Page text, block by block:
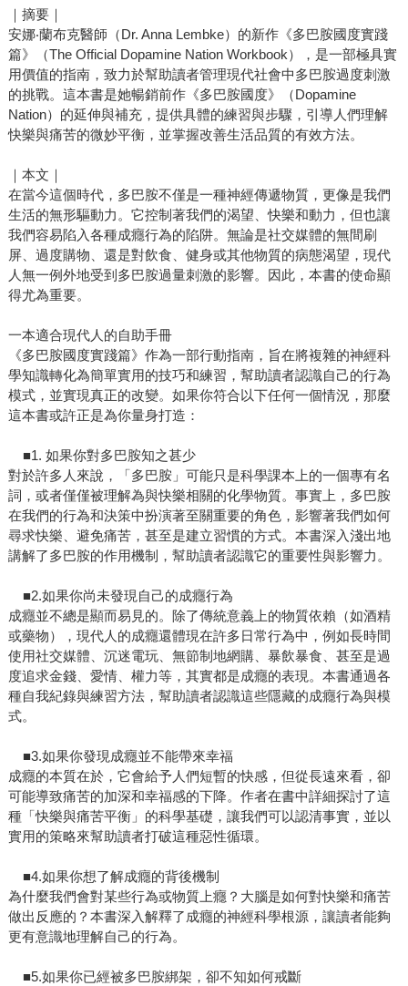
｜摘要｜
安娜‧蘭布克醫師（Dr. Anna Lembke）的新作《多巴胺國度實踐
篇》（The Official Dopamine Nation Workbook），是一部極具實
用價值的指南，致力於幫助讀者管理現代社會中多巴胺過度刺激
的挑戰。這本書是她暢銷前作《多巴胺國度》（Dopamine
Nation）的延伸與補充，提供具體的練習與步驟，引導人們理解
快樂與痛苦的微妙平衡，並掌握改善生活品質的有效方法。
｜本文｜
在當今這個時代，多巴胺不僅是一種神經傳遞物質，更像是我們
生活的無形驅動力。它控制著我們的渴望、快樂和動力，但也讓
我們容易陷入各種成癮行為的陷阱。無論是社交媒體的無間刷
屏、過度購物、還是對飲食、健身或其他物質的病態渴望，現代
人無一例外地受到多巴胺過量刺激的影響。因此，本書的使命顯
得尤為重要。
一本適合現代人的自助手冊
《多巴胺國度實踐篇》作為一部行動指南，旨在將複雜的神經科
學知識轉化為簡單實用的技巧和練習，幫助讀者認識自己的行為
模式，並實現真正的改變。如果你符合以下任何一個情況，那麼
這本書或許正是為你量身打造：
■1. 如果你對多巴胺知之甚少
對於許多人來說，「多巴胺」可能只是科學課本上的一個專有名
詞，或者僅僅被理解為與快樂相關的化學物質。事實上，多巴胺
在我們的行為和決策中扮演著至關重要的角色，影響著我們如何
尋求快樂、避免痛苦，甚至是建立習慣的方式。本書深入淺出地
講解了多巴胺的作用機制，幫助讀者認識它的重要性與影響力。
■2.如果你尚未發現自己的成癮行為
成癮並不總是顯而易見的。除了傳統意義上的物質依賴（如酒精
或藥物），現代人的成癮還體現在許多日常行為中，例如長時間
使用社交媒體、沉迷電玩、無節制地網購、暴飲暴食、甚至是過
度追求金錢、愛情、權力等，其實都是成癮的表現。本書通過各
種自我紀錄與練習方法，幫助讀者認識這些隱藏的成癮行為與模
式。
■3.如果你發現成癮並不能帶來幸福
成癮的本質在於，它會給予人們短暫的快感，但從長遠來看，卻
可能導致痛苦的加深和幸福感的下降。作者在書中詳細探討了這
種「快樂與痛苦平衡」的科學基礎，讓我們可以認清事實，並以
實用的策略來幫助讀者打破這種惡性循環。
■4.如果你想了解成癮的背後機制
為什麼我們會對某些行為或物質上癮？大腦是如何對快樂和痛苦
做出反應的？本書深入解釋了成癮的神經科學根源，讓讀者能夠
更有意識地理解自己的行為。
■5.如果你已經被多巴胺綁架，卻不知如何戒斷